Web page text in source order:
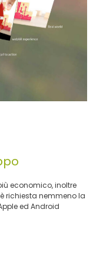
economico, inoltre
richiesta nemmeno la
ed Android